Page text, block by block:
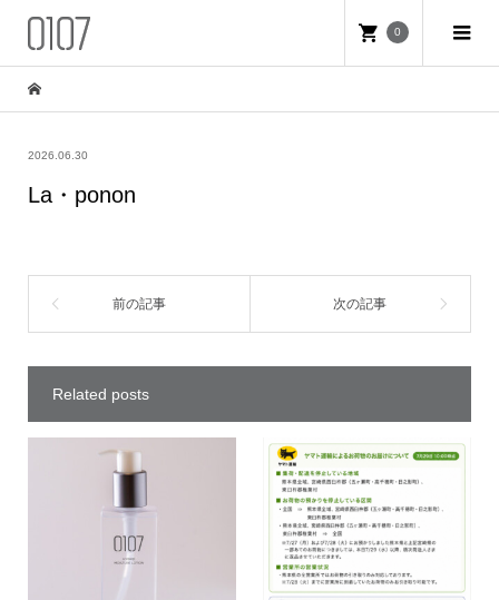
0
2026.06.30
La・ponon
Related posts